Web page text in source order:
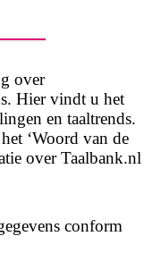
over
Hier vindt u het
en taaltrends.
‘Woord van de
over Taalbank.nl
conform